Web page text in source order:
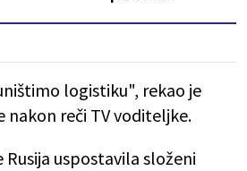
logistiku", rekao je
nakon reči TV voditeljke.
Rusija uspostavila složeni